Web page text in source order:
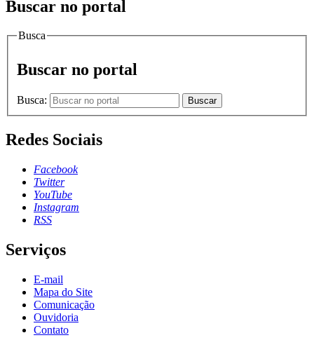
Buscar no portal
Busca
Buscar no portal
Busca: Buscar
Redes Sociais
Facebook
Twitter
YouTube
Instagram
RSS
Serviços
E-mail
Mapa do Site
Comunicação
Ouvidoria
Contato